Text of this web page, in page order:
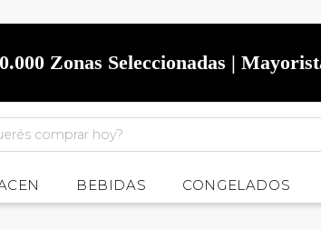
Zonas Seleccionadas |
BEBIDAS CONGELADOS